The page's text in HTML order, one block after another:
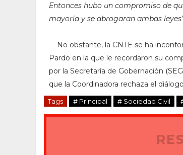
Entonces hubo un compromiso de
mayoría y se abrogaran ambas
No obstante, la CNTE se ha
Pardo en la que le recordaron su
por la Secretaría de Gobernación
que la Coordinadora rechaza el
Tags # Principal # Sociedad Civil